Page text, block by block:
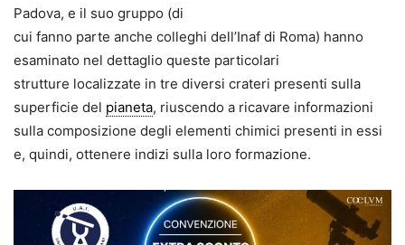
Padova, e il suo gruppo (di
cui fanno parte anche colleghi dell’Inaf di Roma) hanno
esaminato nel dettaglio queste particolari
strutture localizzate in tre diversi crateri presenti sulla
superficie del pianeta, riuscendo a ricavare informazioni
sulla composizione degli elementi chimici presenti in essi
e, quindi, ottenere indizi sulla loro formazione.